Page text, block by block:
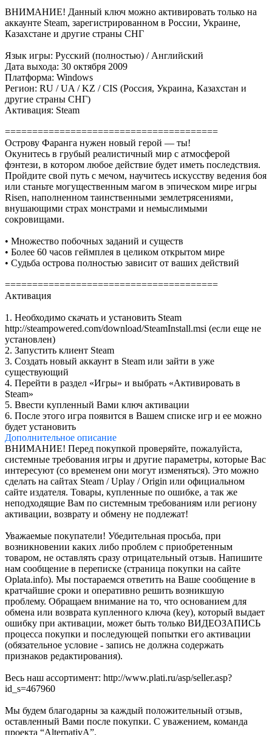
ВНИМАНИЕ! Данный ключ можно активировать только на
аккаунте Steam, зарегистрированном в России, Украине,
Казахстане и другие страны СНГ
Язык игры: Русский (полностью) / Английский
Дата выхода: 30 октября 2009
Платформа: Windows
Регион: RU / UA / KZ / CIS (Россия, Украина, Казахстан и
другие страны СНГ)
Активация: Steam
=======================================
Острову Фаранга нужен новый герой — ты!
Окунитесь в грубый реалистичный мир с атмосферой
фэнтези, в котором любое действие будет иметь последствия.
Пройдите свой путь с мечом, научитесь искусству ведения боя
или станьте могущественным магом в эпическом мире игры
Risen, наполненном таинственными землетрясениями,
внушающими страх монстрами и немыслимыми
сокровищами.
• Множество побочных заданий и существ
• Более 60 часов геймплея в целиком открытом мире
• Судьба острова полностью зависит от ваших действий
=======================================
Активация
1. Необходимо скачать и установить Steam
http://steampowered.com/download/SteamInstall.msi (если еще не
установлен)
2. Запустить клиент Steam
3. Создать новый аккаунт в Steam или зайти в уже
существующий
4. Перейти в раздел «Игры» и выбрать «Активировать в
Steam»
5. Ввести купленный Вами ключ активации
6. После этого игра появится в Вашем списке игр и ее можно
будет установить
Дополнительное описание
ВНИМАНИЕ! Перед покупкой проверяйте, пожалуйста,
системные требования игры и другие параметры, которые Вас
интересуют (со временем они могут изменяться). Это можно
сделать на сайтах Steam / Uplay / Origin или официальном
сайте издателя. Товары, купленные по ошибке, а так же
неподходящие Вам по системным требованиям или региону
активации, возврату и обмену не подлежат!
Уважаемые покупатели! Убедительная просьба, при
возникновении каких либо проблем с приобретенным
товаром, не оставлять сразу отрицательный отзыв. Напишите
нам сообщение в переписке (страница покупки на сайте
Oplata.info). Мы постараемся ответить на Ваше сообщение в
кратчайшие сроки и оперативно решить возникшую
проблему. Обращаем внимание на то, что основанием для
обмена или возврата купленного ключа (key), который выдает
ошибку при активации, может быть только ВИДЕОЗАПИСЬ
процесса покупки и последующей попытки его активации
(обязательное условие - запись не должна содержать
признаков редактирования).
Весь наш ассортимент: http://www.plati.ru/asp/seller.asp?
id_s=467960
Мы будем благодарны за каждый положительный отзыв,
оставленный Вами после покупки. С уважением, команда
проекта “AlternativA”.